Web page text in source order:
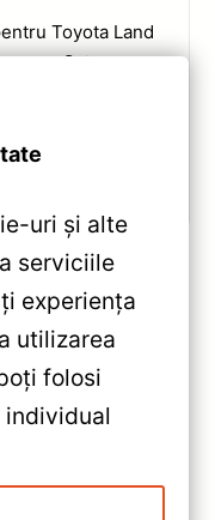
Toyota Land
Octa-core
M2
2012
core
»
M2
– Ecran
uri și alte
serviciile
experiența
utilizarea
folosi